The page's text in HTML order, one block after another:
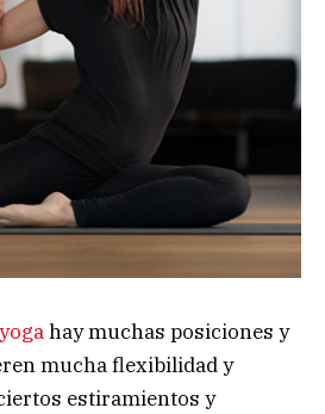
yogahay muchas posiciones y
mucha flexibilidad y
estiramientos y